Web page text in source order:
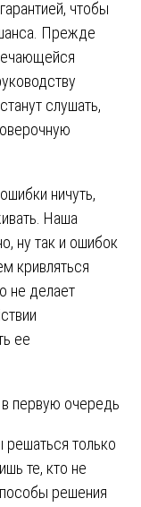
чтобы
Прежде
слушать,
ничуть,
Наша
ну так и ошибок
кривляться
не делает
ее
первую очередь
только
те, кто не
решения